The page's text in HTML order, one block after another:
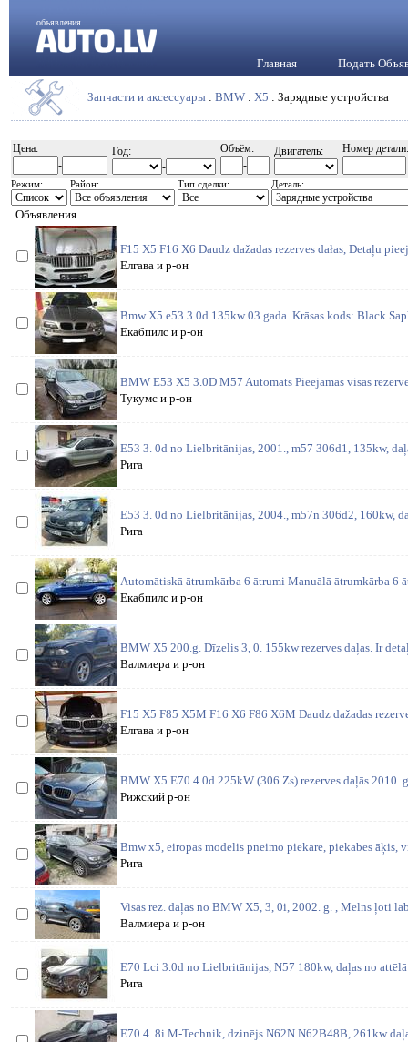
объявления
Главная Подать
Запчасти и аксессуары : BMW : X5 : Зарядные устройства
Цена:
-
Год:
-
Объём:
-
Двигатель: Номер детали:
Режим: Район: Тип сделки: Деталь:
Объявления
F15 X5 F16 X6 Daudz dažadas rezerves dałas, Detaļu
Елгава и р-он
Bmw X5 e53 3.0d 135kw 03.gada. Krāsas kods: Black
Екабпилс и р-он
BMW E53 X5 3.0D M57 Automāts Pieejamas visas
Тукумс и р-он
E53 3. 0d no Lielbritānijas, 2001., m57 306d1, 135kw,
Рига
E53 3. 0d no Lielbritānijas, 2004., m57n 306d2, 160kw,
Рига
Automātiskā ātrumkārba 6 ātrumi Manuālā ātrumkārba 6
Екабпилс и р-он
BMW X5 200.g. Dīzelis 3, 0. 155kw rezerves daļas. Ir
Валмиера и р-он
F15 X5 F85 X5M F16 X6 F86 X6M Daudz dažadas
Елгава и р-он
BMW X5 E70 4.0d 225kW (306 Zs) rezerves daļās 2010.
Рижский р-он
Bmw x5, eiropas modelis pneimo piekare, piekabes āķis,
Рига
Visas rez. daļas no BMW X5, 3, 0i, 2002. g. , Melns ļoti
Валмиера и р-он
E70 Lci 3.0d no Lielbritānijas, N57 180kw, daļas no attēlā
Рига
E70 4. 8i M-Technik, dzinējs N62N N62B48B, 261kw